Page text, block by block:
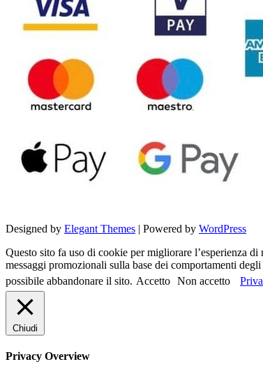
Designed by Elegant Themes | Powered by WordPress
Questo sito fa uso di cookie per migliorare l’esperienza
messaggi promozionali sulla base dei comportamenti
possibile abbandonare il sito. Accetto Non accetto
Chiudi
Privacy Overview